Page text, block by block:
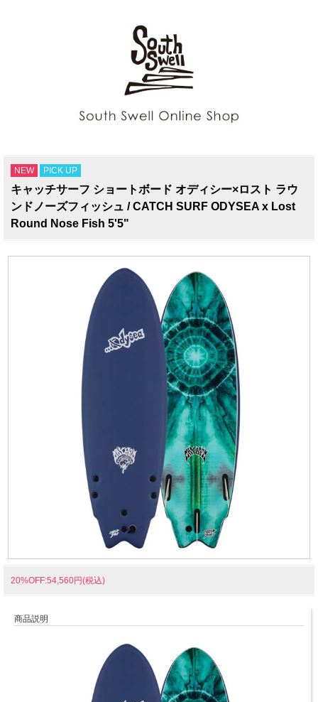
NEW PICK UP
キャッチサーフ ショートボード オディシー×ロスト ラウ
ンドノーズフィッシュ / CATCH SURF ODYSEA x Lost
Round Nose Fish 5'5"
20%OFF:54,560円(税込)
商品説明